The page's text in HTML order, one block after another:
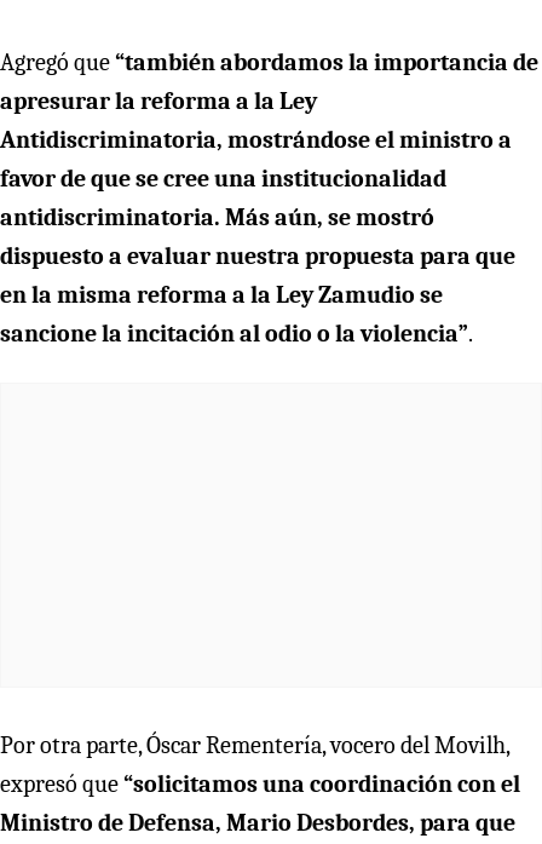
Agregó que“también abordamos la importancia de
apresurar la reforma a la Ley
Antidiscriminatoria, mostrándose el ministro a
favor de que se cree una institucionalidad
antidiscriminatoria. Más aún, se mostró
dispuesto a evaluar nuestra propuesta para que
en la misma reforma a la Ley Zamudio se
sancione la incitación al odio o la violencia”.
Por otra parte, Óscar Rementería, vocero del Movilh,
expresó que“solicitamos una coordinación con el
Ministro de Defensa, Mario Desbordes, para que